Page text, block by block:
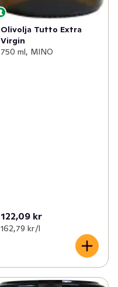
Olivolja Tutto Extra
Virgin
750 ml, MINO
122,09 kr
162,79 kr /l